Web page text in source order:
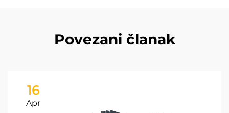
Povezani članak
16
Apr